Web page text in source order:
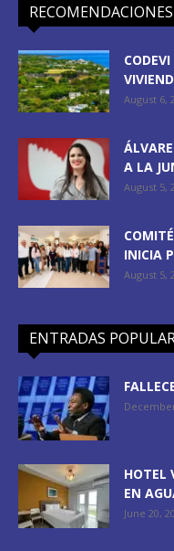
August 6,
A LA
August 5,
INICIA
August 5,
ENTRADAS
HOTEL
EN
June 20,